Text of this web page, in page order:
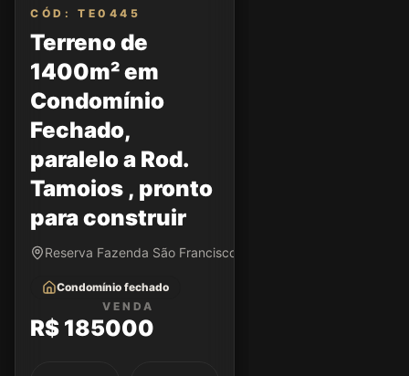
CÓD: TE0445
Terreno de
1400m² em
Condomínio
Fechado,
paralelo a Rod.
Tamoios , pronto
para construir
Reserva Fazenda São Francisco • Jambeiro/SP
Condomínio fechado
VENDA
R$ 185000